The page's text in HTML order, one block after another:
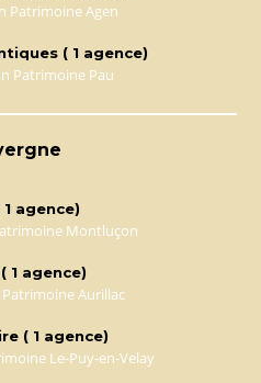
Patrimoine Agen
( 1 agence)
Patrimoine Pau
agence)
Montluçon
1 agence)
Aurillac
( 1 agence)
Le-Puy-en-Velay